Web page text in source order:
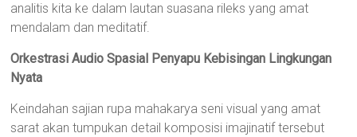
analitis kita ke dalam lautan suasana rileks yang amat
mendalam dan meditatif.
Orkestrasi Audio Spasial Penyapu Kebisingan Lingkungan
Nyata
Keindahan sajian rupa mahakarya seni visual yang amat
sarat akan tumpukan detail komposisi imajinatif tersebut